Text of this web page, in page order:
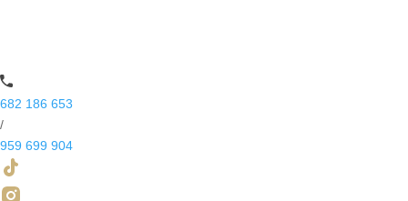
682 186 653
/
959 699 904